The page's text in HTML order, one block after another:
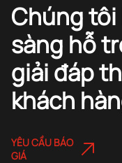
Chúng
sàng hỗ
giải đáp
khách
YÊU CẦU BÁO
GIÁ